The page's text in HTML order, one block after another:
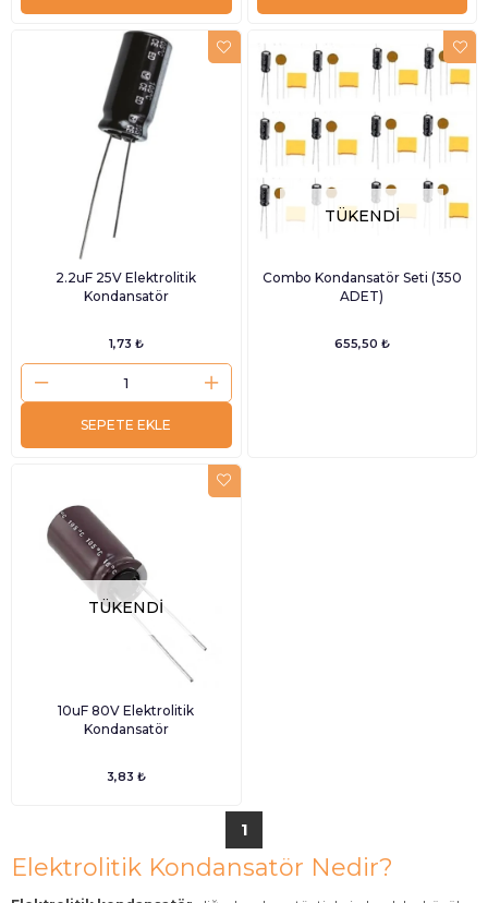
2.2uF 25V Elektrolitik
Kondansatör
1,73 ₺
SEPETE EKLE
TÜKENDI
Combo Kondansatör Seti (350
ADET)
655,50 ₺
TÜKENDI
10uF 80V Elektrolitik
Kondansatör
3,83 ₺
1
Elektrolitik Kondansatör Nedir?